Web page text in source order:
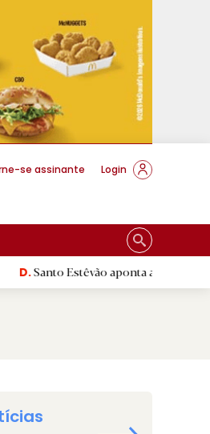
se assinante Login
Estêvão aponta aos lugares cimeiros